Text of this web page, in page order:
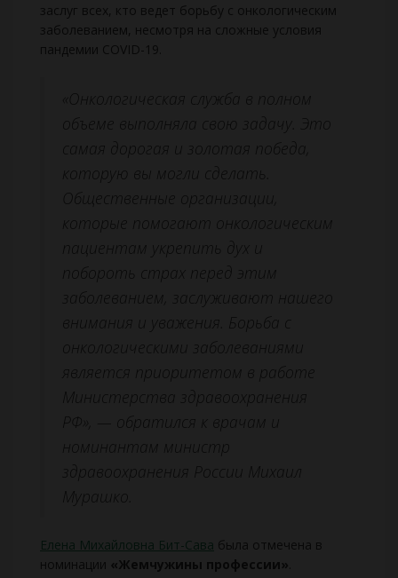
заслуг всех, кто ведет борьбу с онкологическим
заболеванием, несмотря на сложные условия
пандемии COVID-19.
«Онкологическая служба в полном
объеме выполняла свою задачу. Это
самая дорогая и золотая победа,
которую вы могли сделать.
Общественные организации,
которые помогают онкологическим
пациентам укрепить дух и
побороть страх перед этим
заболеванием, заслуживают нашего
внимания и уважения. Борьба с
онкологическими заболеваниями
является приоритетом в работе
Министерства здравоохранения
РФ», — обратился к врачам и
номинантам министр
здравоохранения России Михаил
Мурашко.
Елена Михайловна Бит-Сава была отмечена в
номинации «Жемчужины профессии»